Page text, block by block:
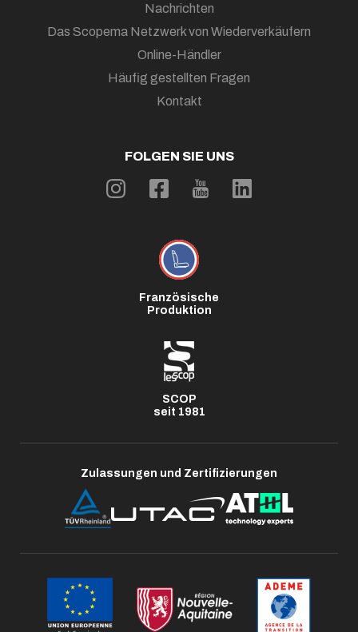
Nachrichten
Das Scopema Netzwerk von Wiederverkäufern
Online-Händler
Häufig gestellten Fragen
Kontakt
FOLGEN SIE UNS
Französische
Produktion
SCOP
seit 1981
Zulassungen und Zertifizierungen